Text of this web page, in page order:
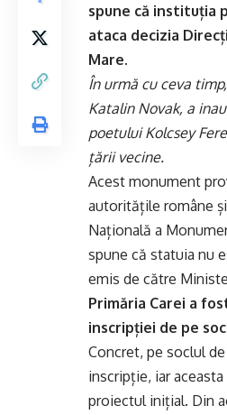
spune că instituția
ataca decizia
Mare.
În urmă cu ceva
Katalin Novak, a
poetului Kolcsey
țării vecine.
Acest monument
autoritățile române
Națională a
spune că statuia nu
emis de către
Primăria Carei a
inscripției de pe
Concret, pe soclul
inscripție, iar
proiectul inițial. Din